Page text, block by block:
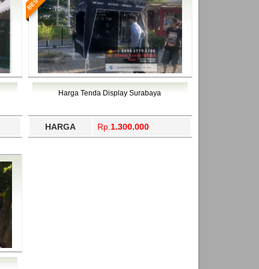
Harga Tenda Display Surabaya
HARGA Rp. 1.300.000